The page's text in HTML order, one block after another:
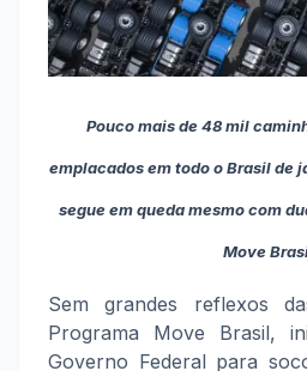
Pouco mais de 48 mil
emplacados em todo o Brasil de
segue em queda mesmo com
Move
Sem grandes reflexos
Programa Move Brasil,
Governo Federal para